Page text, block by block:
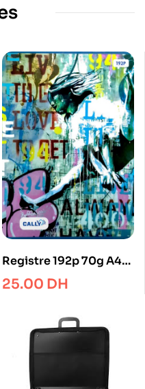
Registre 192p 70g A4
Couleur Cally
25.00 DH